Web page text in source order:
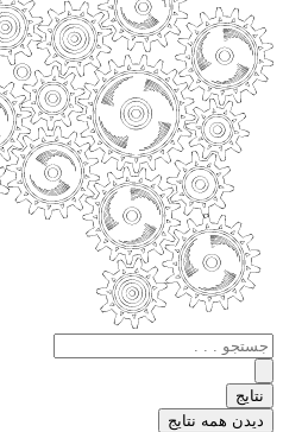
جستجو
.
.
.
نتایج
دیدن همه نتایج